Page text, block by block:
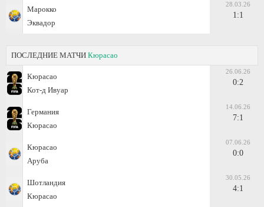
Марокко
Эквадор
28.03.26
1:1
ПОСЛЕДНИЕ МАТЧИ Кюрасао
Кюрасао
Кот-д Ивуар
26.06.26
0:2
Германия
Кюрасао
14.06.26
7:1
Кюрасао
Аруба
07.06.26
0:0
Шотландия
Кюрасао
30.05.26
4:1